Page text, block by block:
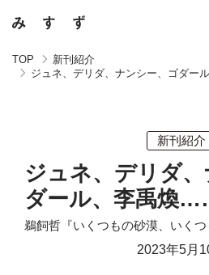
TOP
新刊紹介
ジュネ、デリダ、ナンシー、ゴダー
新刊紹介
ジュネ、デリダ
ダール、李禹煥
鵜飼哲『いくつもの砂漠、いく
2023年5月